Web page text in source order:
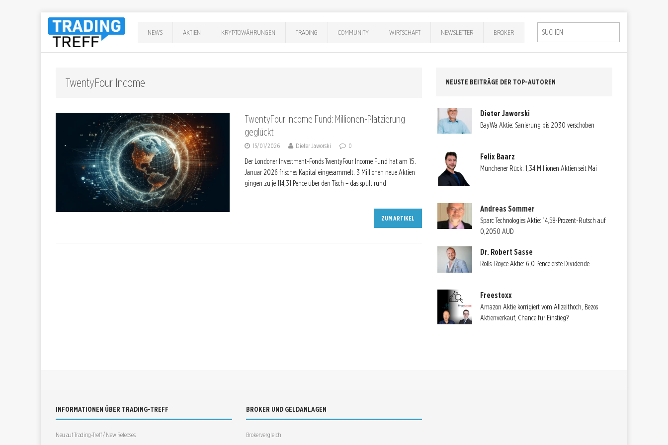
NEWS AKTIEN KRYPTOWÄHRUNGEN TRADING COMMUNITY WIRTSCHAFT NEWSLETTER BROKER
TwentyFour Income
TwentyFour Income Fund: Millionen-Platzierung
geglückt
15/01/2026 Dieter Jaworski 0
Der Londoner Investment-Fonds TwentyFour Income Fund hat am 15.
Januar 2026 frisches Kapital eingesammelt. 3 Millionen neue Aktien
gingen zu je 114,31 Pence über den Tisch – das spült rund
ZUM ARTIKEL
NEUSTE BEITRÄGE DER TOP-AUTOREN
Dieter Jaworski
BayWa Aktie: Sanierung bis 2030 verschoben
Felix Baarz
Münchener Rück: 1,34 Millionen Aktien seit Mai
Andreas Sommer
Sparc Technologies Aktie: 14,58-Prozent-Rutsch auf
0,2050 AUD
Dr. Robert Sasse
Rolls-Royce Aktie: 6,0 Pence erste Dividende
Freestoxx
Amazon Aktie korrigiert vom Allzeithoch, Bezos
Aktienverkauf, Chance für Einstieg?
INFORMATIONEN ÜBER TRADING-TREFF
Neu auf Trading-Treff / New Releases
BROKER UND GELDANLAGEN
Brokervergleich